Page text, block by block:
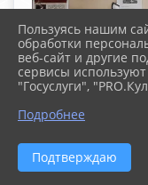
Пользуясь нашим
обработки
веб-сайт и другие
сервисы
"Госуслуги",
Подробнее
Подтверждаю